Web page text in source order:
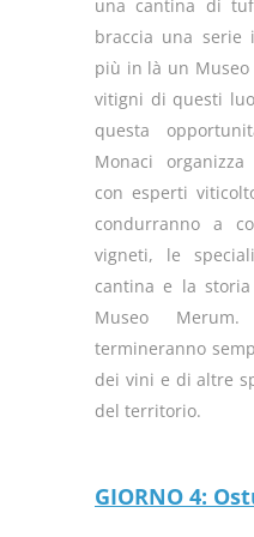
una cantina di
braccia una
più in là un Museo
vitigni di questi
questa
Monaci
con esperti
condurranno a
vigneti, le
cantina e la
Museo
termineranno
dei vini e di altre
del territorio.
GIORNO 4: